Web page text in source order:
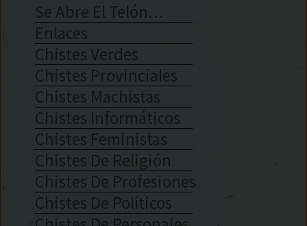
Se Abre El Telón…
Enlaces
Chistes Verdes
Chistes Provinciales
Chistes Machistas
Chistes Informáticos
Chistes Feministas
Chistes De Religión
Chistes De Profesiones
Chistes De Políticos